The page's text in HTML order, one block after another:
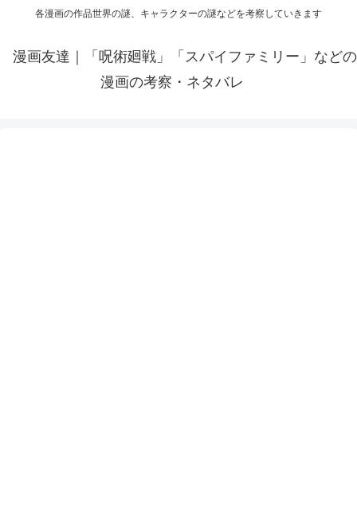
各漫画の作品世界の謎、キャラクターの謎などを考察していきます
漫画友達｜「呪術廻戦」「スパイファミリー」などの
漫画の考察・ネタバレ